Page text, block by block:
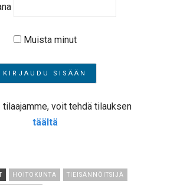
Muista minut
voit tehdä tilauksen
täältä
HOITOKUNTA TIEISÄNNÖITSIJÄ